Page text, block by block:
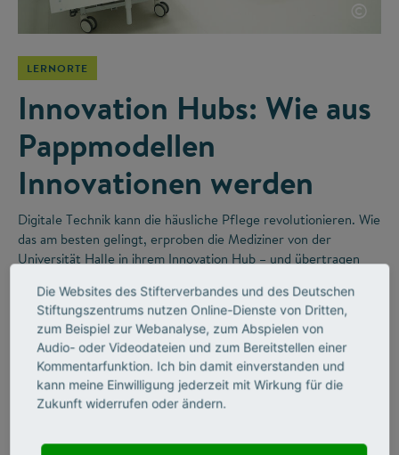
©
LERNORTE
Innovation Hubs: Wie aus
Pappmodellen
Innovationen werden
Digitale Technik kann die häusliche Pflege revolutionieren. Wie
das am besten gelingt, erproben die Mediziner von der
Universität Halle in ihrem Innovation Hub – und übertragen
Die Websites des Stifterverbandes und des Deutschen
Stiftungszentrums nutzen Online-Dienste von Dritten,
zum Beispiel zur Webanalyse, zum Abspielen von
Audio- oder Videodateien und zum Bereitstellen einer
Kommentarfunktion. Ich bin damit einverstanden und
kann meine Einwilligung jederzeit mit Wirkung für die
Zukunft widerrufen oder ändern.